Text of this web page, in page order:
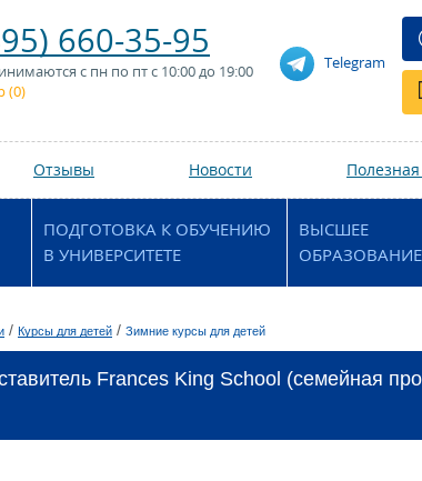
660-35-95
с пн по пт с 10:00 до 19:00
(0)
Telegram
Отзывы Новости
ПОДГОТОВКА К ОБУЧЕНИЮ
В УНИВЕРСИТЕТЕ
ВЫСШЕЕ
ОБРАЗОВАНИЕ
/ Курсы для детей / Зимние курсы для детей
Frances King School (семейная